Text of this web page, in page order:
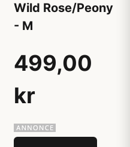
Wild Rose/Peony
- M
499,00
kr